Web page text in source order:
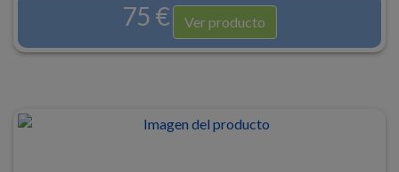
75 € Ver producto